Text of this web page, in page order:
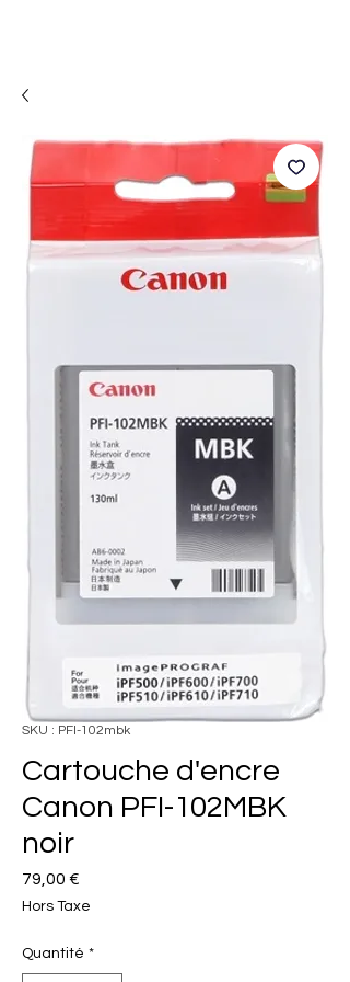
SKU : PFI-102mbk
Cartouche d'encre
Canon PFI-102MBK
noir
79,00 €
Hors Taxe
Quantité *